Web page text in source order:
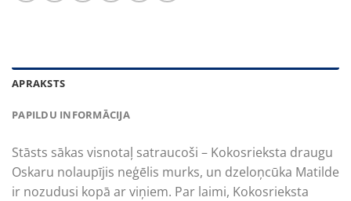
APRAKSTS
PAPILDU INFORMĀCIJA
Stāsts sākas visnotaļ satraucoši – Kokosrieksta draugu
Oskaru nolaupījis neģēlis murks, un dzeloņcūka Matilde
ir nozudusi kopā ar viņiem. Par laimi, Kokosrieksta